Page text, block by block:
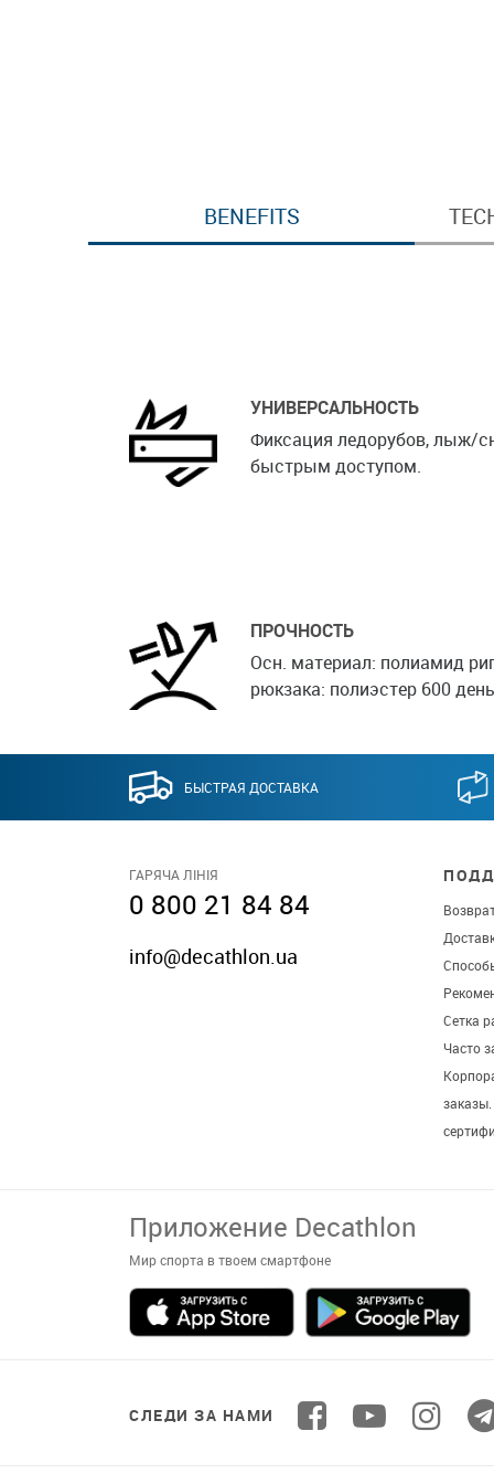
BENEFITS
УНИВЕРСАЛЬНОСТЬ
Фиксация ледорубов, лыж/
быстрым доступом.
ПРОЧНОСТЬ
Осн. материал: полиамид
рюкзака: полиэстер 600
БЫСТРАЯ ДОСТАВКА
ГАРЯЧА ЛІНІЯ
0 800 21 84 84
info@decathlon.ua
Сетка
Часто
Приложение Decathlon
Мир спорта в твоем смартфоне
СЛЕДИ ЗА НАМИ